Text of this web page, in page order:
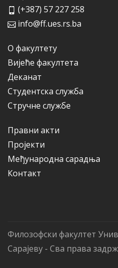
(+387) 57 227 258
info@ff.ues.rs.ba
О факултету
Вијеће факултета
Деканат
Студентска служба
Стручне службе
Правни акти
Пројекти
Међународна сарадња
Контакт
Филозофски факултет
Сарајеву - Сва права